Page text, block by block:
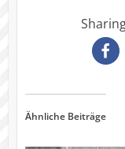
Ähnliche Beiträge